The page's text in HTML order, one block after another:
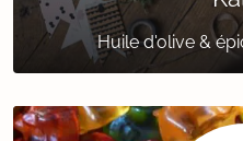
Huile d'olive &